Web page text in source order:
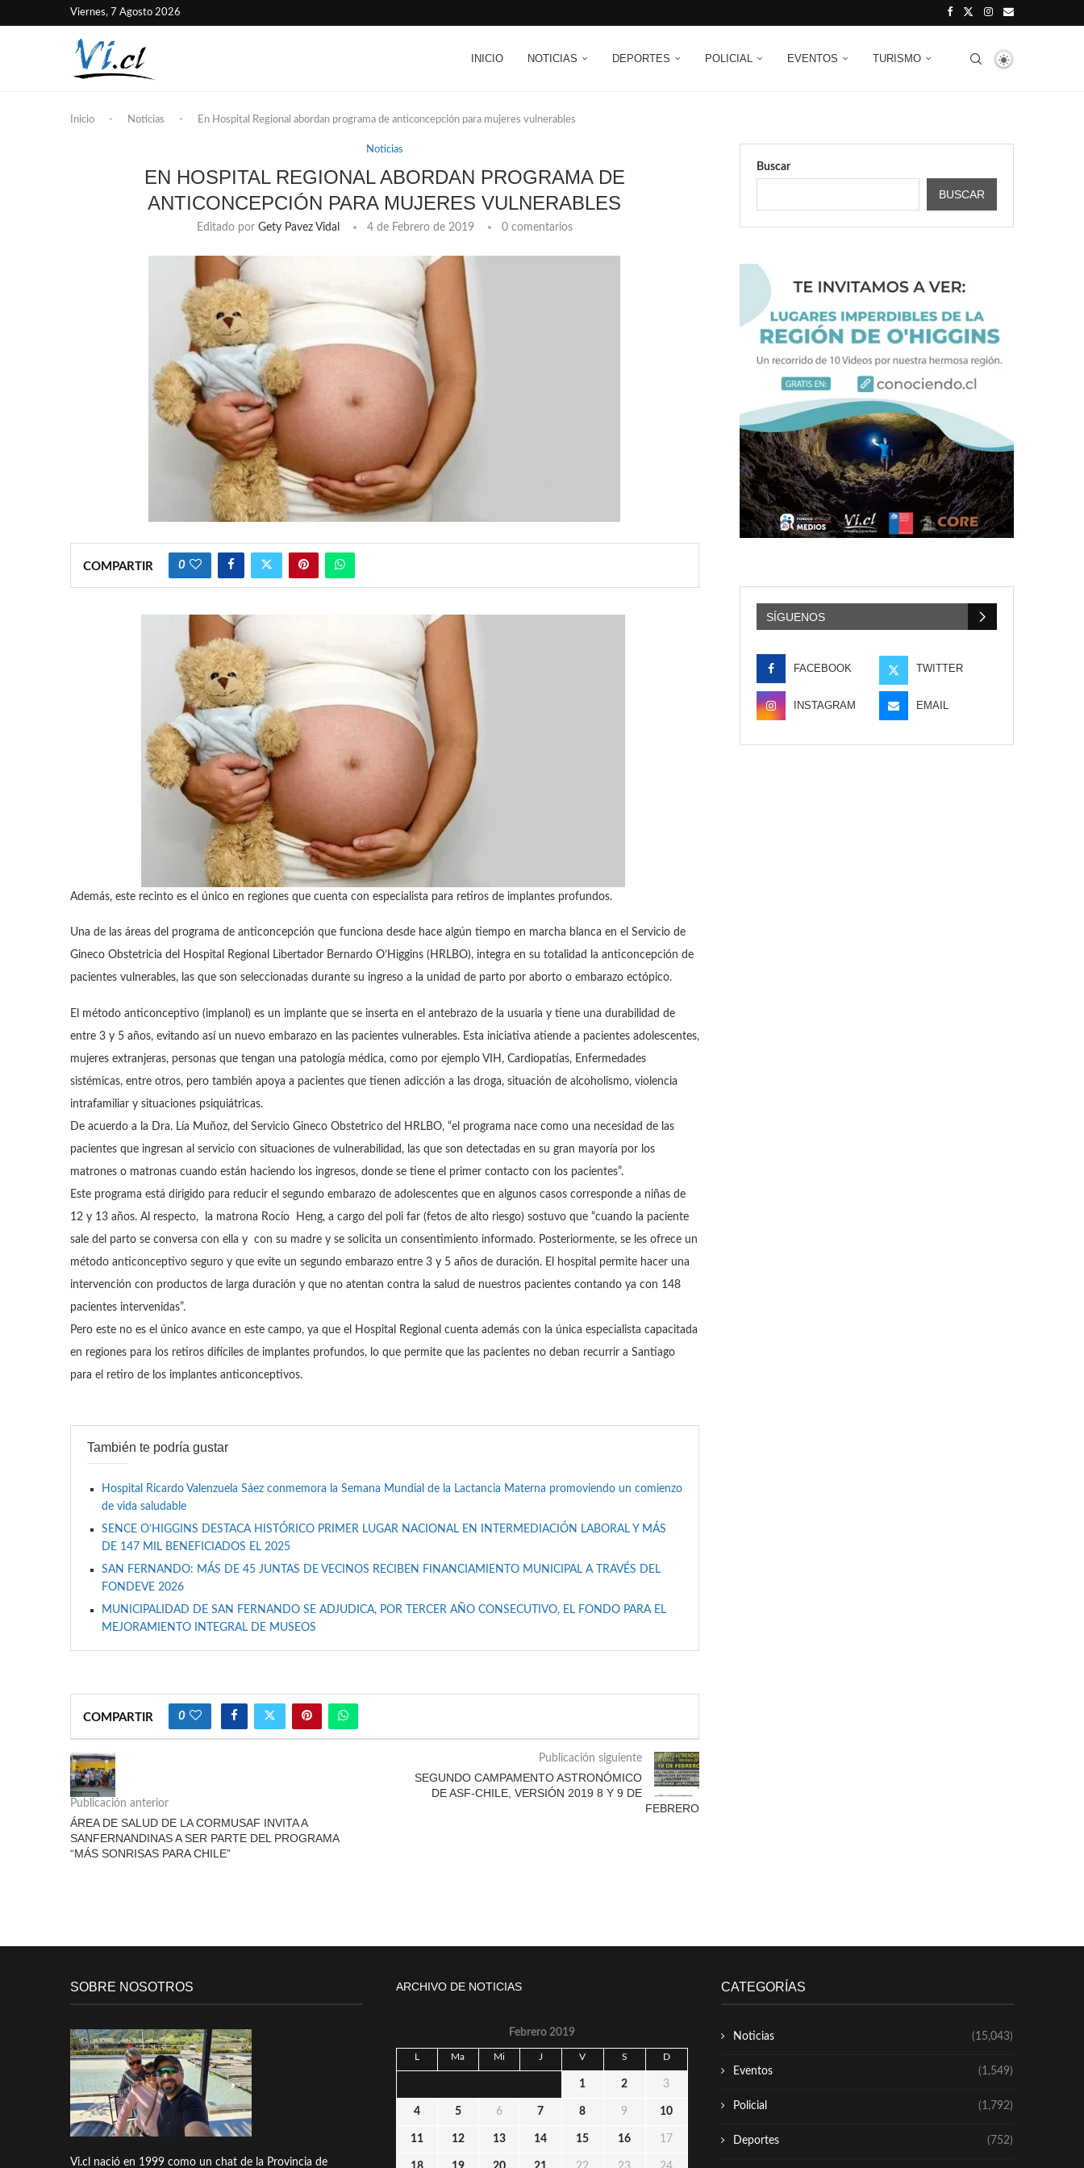
Viernes, 7 Agosto 2026
INICIO NOTICIAS DEPORTES POLICIAL EVENTOS TURISMO
Inicio - Noticias - En Hospital Regional abordan programa de anticoncepción para mujeres vulnerables
Noticias
EN HOSPITAL REGIONAL ABORDAN PROGRAMA DE
ANTICONCEPCIÓN PARA MUJERES VULNERABLES
Editado por Gety Pavez Vidal 4 de Febrero de 2019 0 comentarios
COMPARTIR 0
Además, este recinto es el único en regiones que cuenta con especialista para retiros de implantes profundos.
Una de las áreas del programa de anticoncepción que funciona desde hace algún tiempo en marcha blanca en el Servicio de
Gineco Obstetricia del Hospital Regional Libertador Bernardo O’Higgins (HRLBO), integra en su totalidad la anticoncepción de
pacientes vulnerables, las que son seleccionadas durante su ingreso a la unidad de parto por aborto o embarazo ectópico.
El método anticonceptivo (implanol) es un implante que se inserta en el antebrazo de la usuaria y tiene una durabilidad de
entre 3 y 5 años, evitando así un nuevo embarazo en las pacientes vulnerables. Esta iniciativa atiende a pacientes adolescentes,
mujeres extranjeras, personas que tengan una patología médica, como por ejemplo VIH, Cardiopatías, Enfermedades
sistémicas, entre otros, pero también apoya a pacientes que tienen adicción a las droga, situación de alcoholismo, violencia
intrafamiliar y situaciones psiquiátricas.
De acuerdo a la Dra. Lía Muñoz, del Servicio Gineco Obstetrico del HRLBO, “el programa nace como una necesidad de las
pacientes que ingresan al servicio con situaciones de vulnerabilidad, las que son detectadas en su gran mayoría por los
matrones o matronas cuando están haciendo los ingresos, donde se tiene el primer contacto con los pacientes”.
Este programa está dirigido para reducir el segundo embarazo de adolescentes que en algunos casos corresponde a niñas de
12 y 13 años. Al respecto, la matrona Rocío Heng, a cargo del poli far (fetos de alto riesgo) sostuvo que “cuando la paciente
sale del parto se conversa con ella y con su madre y se solicita un consentimiento informado. Posteriormente, se les ofrece un
método anticonceptivo seguro y que evite un segundo embarazo entre 3 y 5 años de duración. El hospital permite hacer una
intervención con productos de larga duración y que no atentan contra la salud de nuestros pacientes contando ya con 148
pacientes intervenidas”.
Pero este no es el único avance en este campo, ya que el Hospital Regional cuenta además con la única especialista capacitada
en regiones para los retiros difíciles de implantes profundos, lo que permite que las pacientes no deban recurrir a Santiago
para el retiro de los implantes anticonceptivos.
También te podría gustar
Hospital Ricardo Valenzuela Sáez conmemora la Semana Mundial de la Lactancia Materna promoviendo un comienzo
de vida saludable
SENCE O’HIGGINS DESTACA HISTÓRICO PRIMER LUGAR NACIONAL EN INTERMEDIACIÓN LABORAL Y MÁS
DE 147 MIL BENEFICIADOS EL 2025
SAN FERNANDO: MÁS DE 45 JUNTAS DE VECINOS RECIBEN FINANCIAMIENTO MUNICIPAL A TRAVÉS DEL
FONDEVE 2026
MUNICIPALIDAD DE SAN FERNANDO SE ADJUDICA, POR TERCER AÑO CONSECUTIVO, EL FONDO PARA EL
MEJORAMIENTO INTEGRAL DE MUSEOS
COMPARTIR 0
Publicación anterior
ÁREA DE SALUD DE LA CORMUSAF INVITA A
SANFERNANDINAS A SER PARTE DEL PROGRAMA
“MÁS SONRISAS PARA CHILE”
Publicación siguiente
SEGUNDO CAMPAMENTO ASTRONÓMICO
DE ASF-CHILE, VERSIÓN 2019 8 Y 9 DE
FEBRERO
Buscar
BUSCAR
SÍGUENOS
FACEBOOK TWITTER
INSTAGRAM EMAIL
SOBRE NOSOTROS
Vi.cl nació en 1999 como un chat de la Provincia de
ARCHIVO DE NOTICIAS
Febrero 2019
L Ma Mi J V S D
1 2 3
4 5 6 7 8 9 10
11 12 13 14 15 16 17
CATEGORÍAS
Noticias (15,043)
Eventos (1,549)
Policial (1,792)
Deportes (752)